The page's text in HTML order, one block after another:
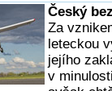
Český
Za
leteckou
jejího
v